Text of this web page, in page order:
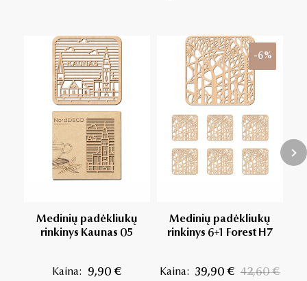
Medinių padėkliukų
rinkinys Kaunas 05
Kaina: 9,90 €
-6%
Medinių padėkliukų
rinkinys 6+1 Forest H7
Kaina: 39,90 € 42,60 €